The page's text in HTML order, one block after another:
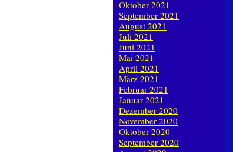
Oktober 2021
September 2021
August 2021
Juli 2021
Juni 2021
Mai 2021
April 2021
März 2021
Februar 2021
Januar 2021
Dezember 2020
November 2020
Oktober 2020
September 2020